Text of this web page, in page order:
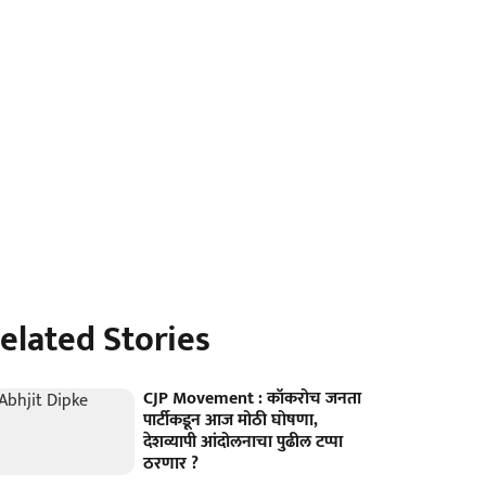
Stories
CJP Movement : कॉकरोच जनता
पार्टीकडून आज मोठी घोषणा,
देशव्यापी आंदोलनाचा पुढील टप्पा
ठरणार ?